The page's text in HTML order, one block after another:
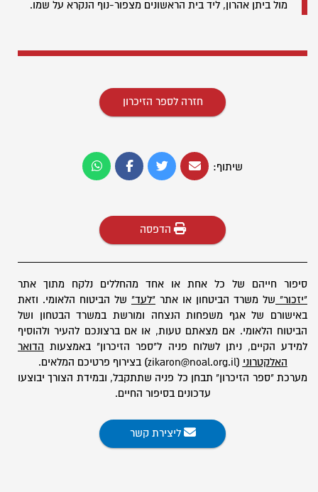
מול ביתן אהרון, ליד בית הראשונים מצפור-נוף הנקרא על שמו.
חזרה לספר הזיכרון
שיתוף:
הדפסה
סיפור חייהם של כל אחת או אחד מהחללים נלקח מתוך אתר
"יזכור" של משרד הביטחון או אתר "לעד" של הביטוח הלאומי. וזאת
באישורם של אגף משפחות הנצחה ומורשת במשרד הבטחון ושל
הביטוח הלאומי. אם מצאתם טעות, או אם ברצונכם להעיר ולהוסיף
למידע הקיים, ניתן לשלוח פניה ל"ספר הזיכרון" באמצעות הדואר
האלקטרוני (zikaron@noal.org.il) בצירוף פרטיכם המלאים.
מערכת "ספר הזיכרון" תבחן כל פניה שתתקבל, ובמידת הצורך יבוצעו
עדכונים בסיפור החיים.
ליצירת קשר